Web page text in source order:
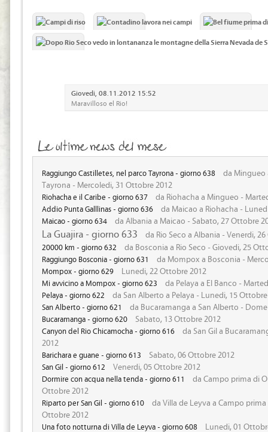
Giovedi, 08.11.2012 15:52
Maravilloso el Rio!
Raggiungo Castilletes, nel parco Tayrona - giorno 638
da Mingueo
Tayrona - Mercoledi, 31 Ottobre 2012
Riohacha e il Caribe - giorno 637 da Riohacha a Mingueo -
Addio Punta Galllinas - giorno 636 da Maicao a Riohacha -
Maicao - giorno 634 da Albania a Maicao - Sabato, 27 Ottobre
La Guajira - giorno 633 da Rio Seco a Albania - Venerdi,
20000 km - giorno 632 da Bosconia a Rio Seco - Giovedi, 25
Raggiungo Bosconia - giorno 631 da Mompox a Bosconia -
Mompox - giorno 629 Lunedi, 22 Ottobre 2012
Mi avvicino a Mompox - giorno 623 da Pelaya a El Banco -
Pelaya - giorno 622 da San Alberto a Pelaya - Lunedi, 15
San Alberto - giorno 621 da Bucaramanga a San Alberto -
Bucaramanga - giorno 620 Sabato, 13 Ottobre 2012
Canyon del Rio Chicamocha - giorno 616
da San Gil a
2012
Barichara e guane - giorno 613 Sabato, 06 Ottobre 2012
San Gil - giorno 612 Venerdi, 05 Ottobre 2012
Dormire con acqua nella tenda - giorno 611
da Campo prima di
Ottobre 2012
Riparto per San Gil - giorno 610
da Villa de Leyva a Campo
Ottobre 2012
Una foto notturna di Villa de Leyva - giorno 608 Lunedi, 01